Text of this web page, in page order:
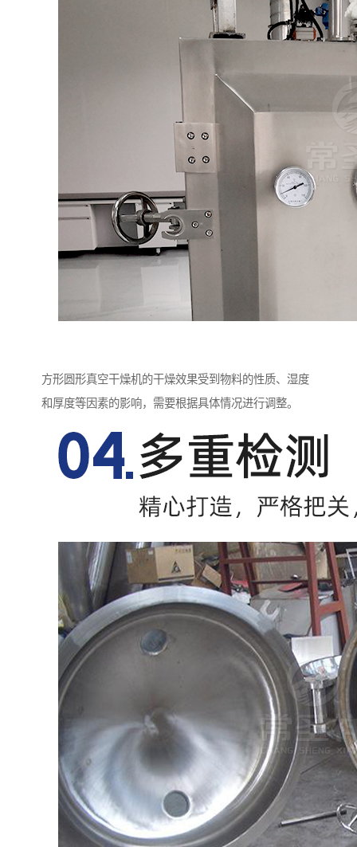
方形圆形真空干燥机的干燥效果受到物料的性质、湿度
和厚度等因素的影响，需要根据具体情况进行调整。